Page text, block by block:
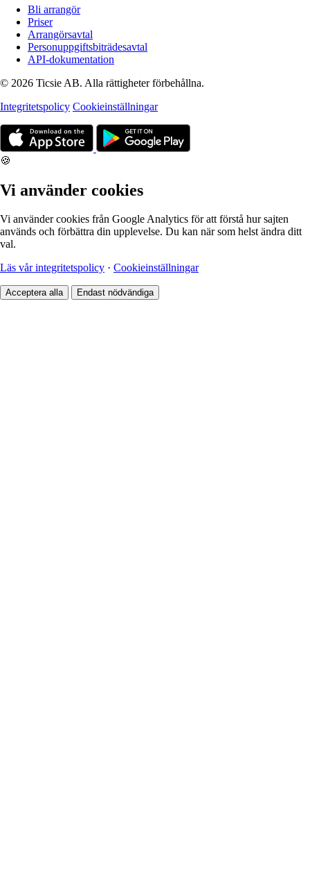
Bli arrangör
Priser
Arrangörsavtal
Personuppgiftsbiträdesavtal
API-dokumentation
© 2026 Ticsie AB. Alla rättigheter förbehållna.
Integritetspolicy Cookieinställningar
🍪
Vi använder cookies
Vi använder cookies från Google Analytics för att förstå hur sajten
används och förbättra din upplevelse. Du kan när som helst ändra ditt
val.
Läs vår integritetspolicy · Cookieinställningar
Acceptera alla Endast nödvändiga